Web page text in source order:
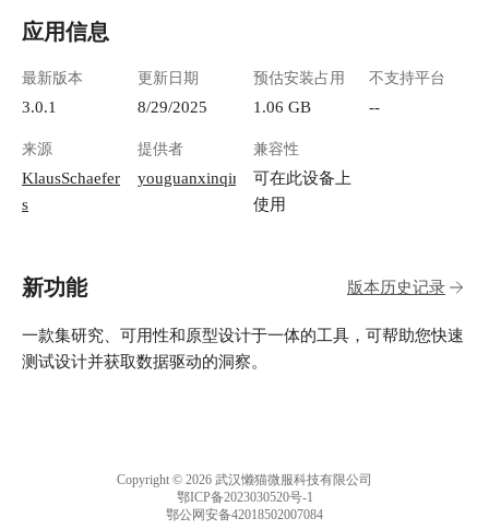
应用信息
最新版本
3.0.1
更新日期
8/29/2025
预估安装占用
1.06 GB
不支持平台
--
来源
KlausSchaefer
s
提供者
youguanxinqing
兼容性
可在此设备上
使用
新功能 版本历史记录
一款集研究、可用性和原型设计于一体的工具，可帮助您快速
测试设计并获取数据驱动的洞察。
Copyright © 2026 武汉懒猫微服科技有限公司
鄂ICP备2023030520号-1
鄂公网安备42018502007084